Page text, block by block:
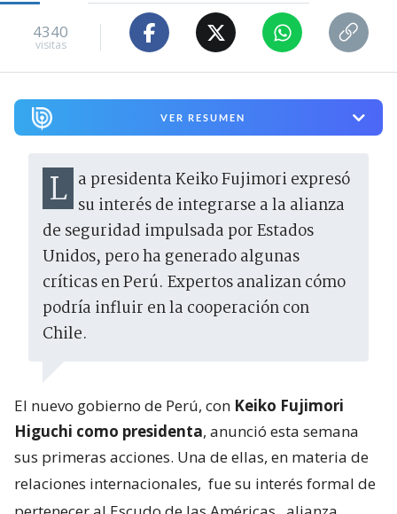
4340
visitas
VER RESUMEN
La presidenta Keiko Fujimori expresó su interés de integrarse a la alianza
de seguridad impulsada por Estados
Unidos, pero ha generado algunas
críticas en Perú. Expertos analizan cómo
podría influir en la cooperación con
Chile.
El nuevo gobierno de Perú, con Keiko Fujimori
Higuchi como presidenta, anunció esta semana
sus primeras acciones. Una de ellas, en materia de
relaciones internacionales, fue su interés formal de